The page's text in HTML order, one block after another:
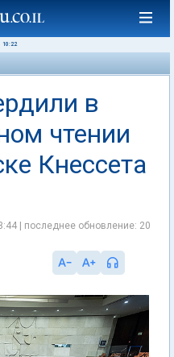
10:22
в
чтении
Кнессета
| последнее обновление: 20